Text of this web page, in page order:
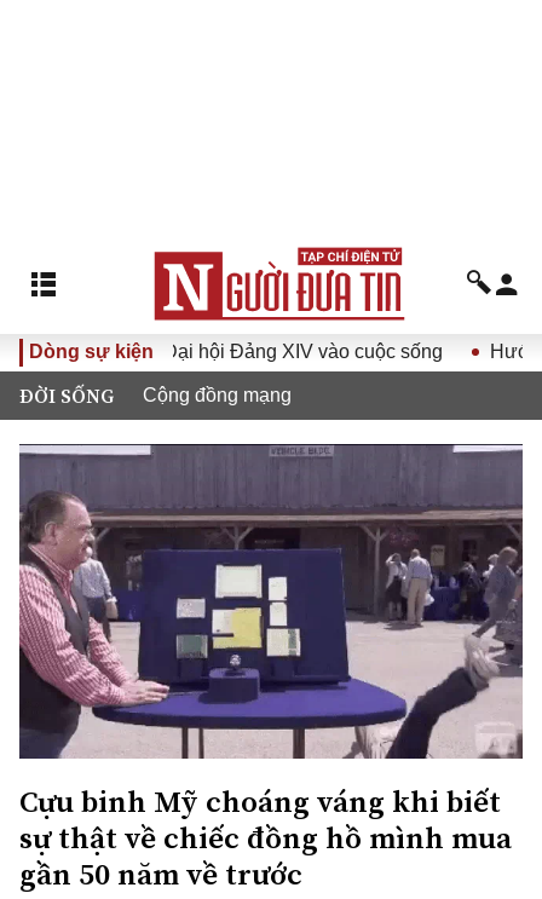
Dòng sự kiện
quyết Đại hội Đảng XIV vào cuộc sống Hướng tới Đại
ĐỜI SỐNG Cộng đồng mạng
Cựu binh Mỹ choáng váng khi biết
sự thật về chiếc đồng hồ mình mua
gần 50 năm về trước